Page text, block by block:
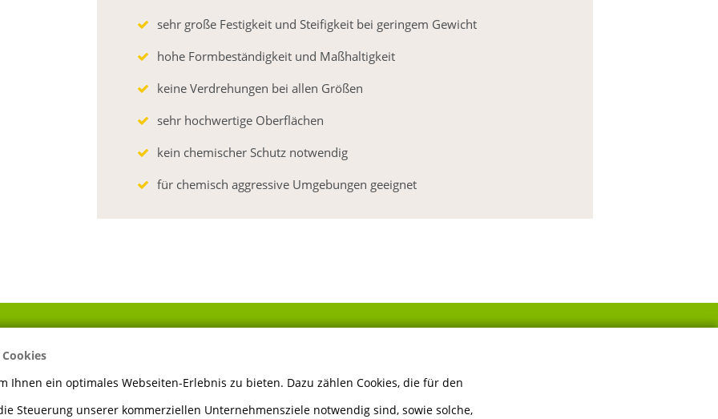
Ihnen ein optimales Webseiten-Erlebnis zu bieten. Dazu zählen Cookies, die für den
Steuerung unserer kommerziellen Unternehmensziele notwendig sind, sowie solche,
sehr große Festigkeit und Steifigkeit bei geringem Gewicht
hohe Formbeständigkeit und Maßhaltigkeit
keine Verdrehungen bei allen Größen
sehr hochwertige Oberflächen
kein chemischer Schutz notwendig
für chemisch aggressive Umgebungen geeignet
Montag bis Freitag